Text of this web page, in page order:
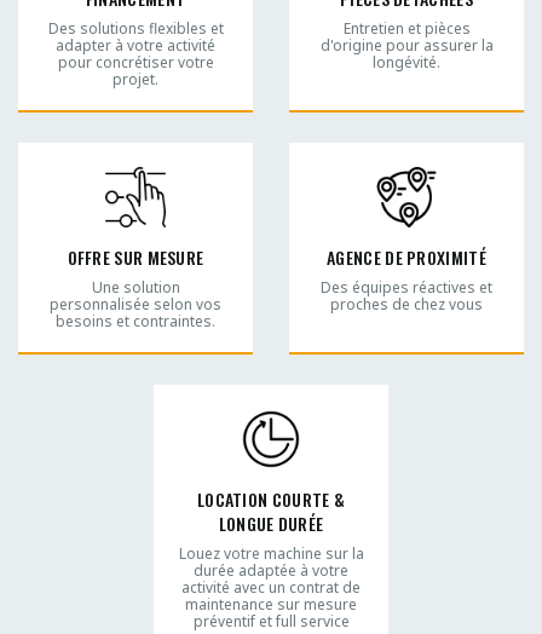
Des solutions flexibles et
adapter à votre activité
pour concrétiser votre
projet.
Entretien et pièces
d'origine pour assurer la
longévité.
OFFRE SUR MESURE
Une solution
personnalisée selon vos
besoins et contraintes.
AGENCE DE PROXIMITÉ
Des équipes réactives et
proches de chez vous
LOCATION COURTE &
LONGUE DURÉE
Louez votre machine sur la
durée adaptée à votre
activité avec un contrat de
maintenance sur mesure
préventif et full service